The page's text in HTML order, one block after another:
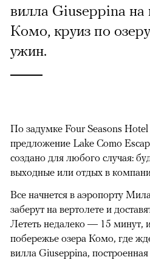
вилла Giuseppina
Комо, круиз по
ужин.
По задумке Four Seasons
предложение Lake Como
создано для любого случая:
выходные или отдых в
Все начнется в аэропорту
заберут на вертолете и
Лететь недалеко — 15 минут,
побережье озера Комо, где
вилла Giuseppina,